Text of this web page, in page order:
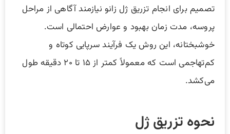
تصمیم برای انجام تزریق ژل زانو نیازمند آگاهی از مراحل
پروسه، مدت زمان بهبود و عوارض احتمالی است.
خوشبختانه، این روش یک فرآیند سرپایی کوتاه و
کم‌تهاجمی است که معمولاً کمتر از ۱۵ تا ۲۰ دقیقه طول
می‌کشد.
نحوه تزریق ژل